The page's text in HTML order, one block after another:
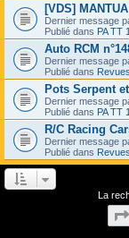
[VDS]
Dernier message
Publié dans PA TT
Auto RCM
Dernier message
Publié dans
Pots Serpent
Dernier message
Publié dans PA TT
R/C Racing
Dernier message
Publié dans
La